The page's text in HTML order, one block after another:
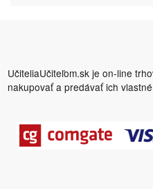
UčiteliaUčiteľom.sk je on-line
nakupovať a predávať ich